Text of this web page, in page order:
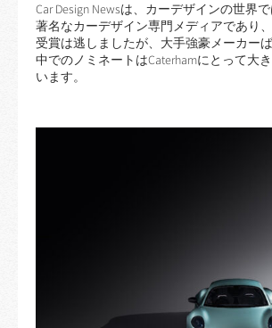
Car Design Newsは、カーデザインの世界
著名なカーデザイン専門メディアであり
受賞は逃しましたが、大手強豪メーカー
中でのノミネートはCaterhamにとって大
います。